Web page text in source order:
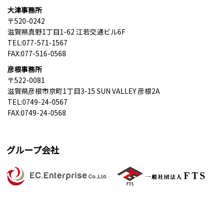
大津事務所
〒520-0242
滋賀県真野1丁目1-62 江若交通ビル6F
TEL:077-571-1567
FAX:077-516-0568
彦根事務所
〒522-0081
滋賀県彦根市京町1丁目3-15 SUN VALLEY 彦根2A
TEL:0749-24-0567
FAX:0749-24-0568
グループ会社